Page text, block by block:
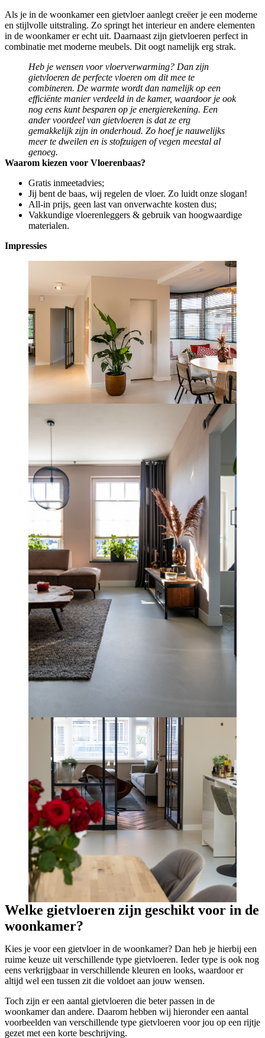
Als je in de woonkamer een gietvloer aanlegt creëer je een moderne
en stijlvolle uitstraling. Zo springt het interieur en andere elementen
in de woonkamer er echt uit. Daarnaast zijn gietvloeren perfect in
combinatie met moderne meubels. Dit oogt namelijk erg strak.
Heb je wensen voor vloerverwarming? Dan zijn
gietvloeren de perfecte vloeren om dit mee te
combineren. De warmte wordt dan namelijk op een
efficiënte manier verdeeld in de kamer, waardoor je ook
nog eens kunt besparen op je energierekening. Een
ander voordeel van gietvloeren is dat ze erg
gemakkelijk zijn in onderhoud. Zo hoef je nauwelijks
meer te dweilen en is stofzuigen of vegen meestal al
genoeg.
Waarom kiezen voor Vloerenbaas?
Gratis inmeetadvies;
Jij bent de baas, wij regelen de vloer. Zo luidt onze slogan!
All-in prijs, geen last van onverwachte kosten dus;
Vakkundige vloerenleggers & gebruik van hoogwaardige
materialen.
Impressies
Welke gietvloeren zijn geschikt voor in de
woonkamer?
Kies je voor een gietvloer in de woonkamer? Dan heb je hierbij een
ruime keuze uit verschillende type gietvloeren. Ieder type is ook nog
eens verkrijgbaar in verschillende kleuren en looks, waardoor er
altijd wel een tussen zit die voldoet aan jouw wensen.
Toch zijn er een aantal gietvloeren die beter passen in de
woonkamer dan andere. Daarom hebben wij hieronder een aantal
voorbeelden van verschillende type gietvloeren voor jou op een rijtje
gezet met een korte beschrijving.